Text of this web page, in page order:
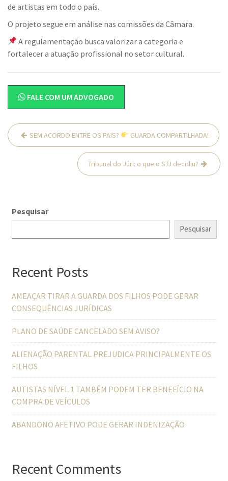
de artistas em todo o país.
O projeto segue em análise nas comissões da Câmara.
A regulamentação busca valorizar a categoria e
fortalecer a atuação profissional no setor cultural.
FALE COM UM ADVOGADO
Navegação
de
SEM ACORDO ENTRE OS PAIS? GUARDA COMPARTILHADA!
Tribunal do Júri: o que o STJ decidiu?
Pesquisar
Pesquisar
Recent Posts
AMEAÇAR TIRAR A GUARDA DOS FILHOS PODE GERAR
CONSEQUÊNCIAS JURÍDICAS
PLANO DE SAÚDE CANCELADO SEM AVISO?
ALIENAÇÃO PARENTAL PREJUDICA PRINCIPALMENTE OS
FILHOS
AUTISTAS NÍVEL 1 TAMBÉM PODEM TER BENEFÍCIO NA
COMPRA DE VEÍCULOS
ABANDONO AFETIVO PODE GERAR INDENIZAÇÃO
Recent Comments